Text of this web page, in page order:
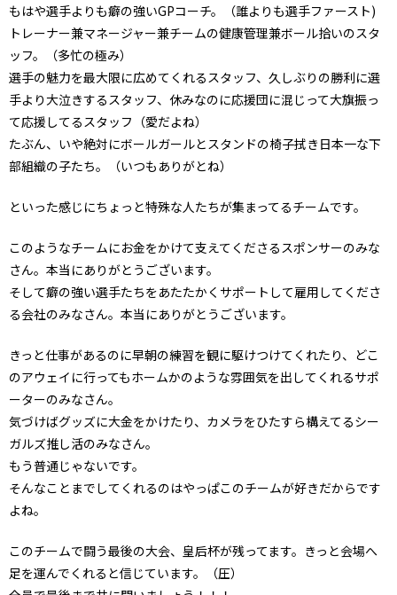
もはや選手よりも癖の強いGPコーチ。（誰よりも選手ファースト)
トレーナー兼マネージャー兼チームの健康管理兼ボール拾いのスタ
ッフ。（多忙の極み）
選手の魅力を最大限に広めてくれるスタッフ、久しぶりの勝利に選
手より大泣きするスタッフ、休みなのに応援団に混じって大旗振っ
て応援してるスタッフ（愛だよね）
たぶん、いや絶対にボールガールとスタンドの椅子拭き日本一な下
部組織の子たち。（いつもありがとね）
といった感じにちょっと特殊な人たちが集まってるチームです。
このようなチームにお金をかけて支えてくださるスポンサーのみな
さん。本当にありがとうございます。
そして癖の強い選手たちをあたたかくサポートして雇用してくださ
る会社のみなさん。本当にありがとうございます。
きっと仕事があるのに早朝の練習を観に駆けつけてくれたり、どこ
のアウェイに行ってもホームかのような雰囲気を出してくれるサポ
ーターのみなさん。
気づけばグッズに大金をかけたり、カメラをひたすら構えてるシー
ガルズ推し活のみなさん。
もう普通じゃないです。
そんなことまでしてくれるのはやっぱこのチームが好きだからです
よね。
このチームで闘う最後の大会、皇后杯が残ってます。きっと会場へ
足を運んでくれると信じています。（圧）